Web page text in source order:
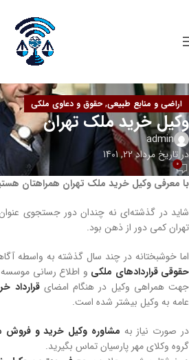
اراضی و منابع طبیعی,حقوق و دعاوی ملکی
وکیل خرید ملک تهران
admin
در تاریخ مرداد 22, 1401
0
با معرفی وکیل خرید ملک تهران همراهتان
شاید در گذشته‌ای نه چندان دور جستجوی
تهران کمی دور از ذهن بود.
اما خوشبختانه در چند سال گذشته به واسطه
حقوقی قراردادهای ملکی و اطلاع رسانی موسسه
جهت همراهی وکیل در هنگام امضایقرارداد
عامه به وکیل بیشتر شده است.
در صورت نیاز به مشاوره وکیل خرید و فروش
گروه وکلای مهر پارسیان تماس بگیرید.